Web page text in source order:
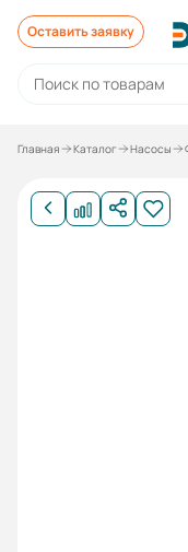
Оставить заявку
Главная Каталог Насосы